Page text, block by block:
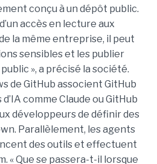
conçu à un dépôt public.
accès en lecture aux
la même entreprise, il peut
sensibles et les publier
», a précisé la société.
de GitHub associent GitHub
comme Claude ou GitHub
développeurs de définir des
Parallèlement, les agents
des outils et effectuent
« Que se passera-t-il lorsque